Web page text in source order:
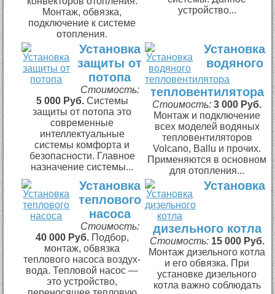
Монтаж, обвязка,
подключение к системе
отопления.
устройство...
Установка
защиты от
потопа
Стоимость:
5 000 Руб. Системы
защиты от потопа это
современные
интеллектуальные
системы комфорта и
безопасности. Главное
назначение системы...
Установка
водяного
тепловентилятора
Стоимость:3 000 Руб.
Монтаж и подключение
всех моделей водяных
тепловентиляторов
Volcano, Ballu и прочих.
Применяются в основном
для отопления...
Установка
теплового
насоса
Стоимость:
40 000 Руб. Подбор,
монтаж, обвязка
теплового насоса воздух-
вода. Тепловой насос —
это устройство,
Установка
дизельного котла
Стоимость: 15 000 Руб.
Монтаж дизельного котла
и его обвязка. При
установке дизельного
котла важно соблюдать